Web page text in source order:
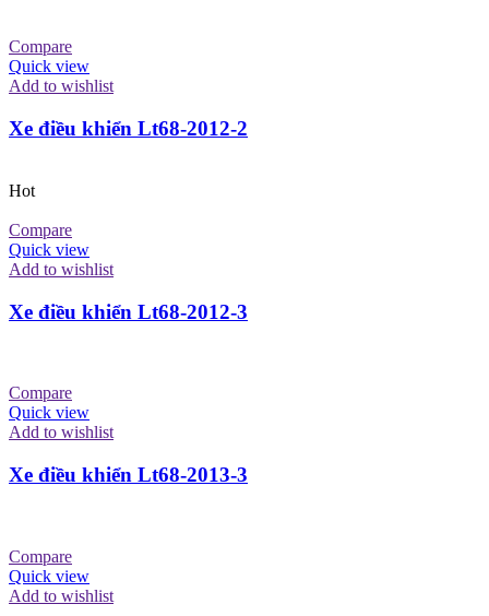
Compare
Quick view
Add to wishlist
Xe điều khiển Lt68-2012-2
Hot
Compare
Quick view
Add to wishlist
Xe điều khiển Lt68-2012-3
Compare
Quick view
Add to wishlist
Xe điều khiển Lt68-2013-3
Compare
Quick view
Add to wishlist